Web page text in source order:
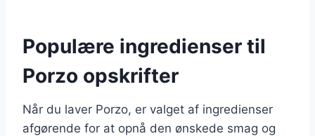
Populære ingredienser til
Porzo opskrifter
Når du laver Porzo, er valget af ingredienser
afgørende for at opnå den ønskede smag og